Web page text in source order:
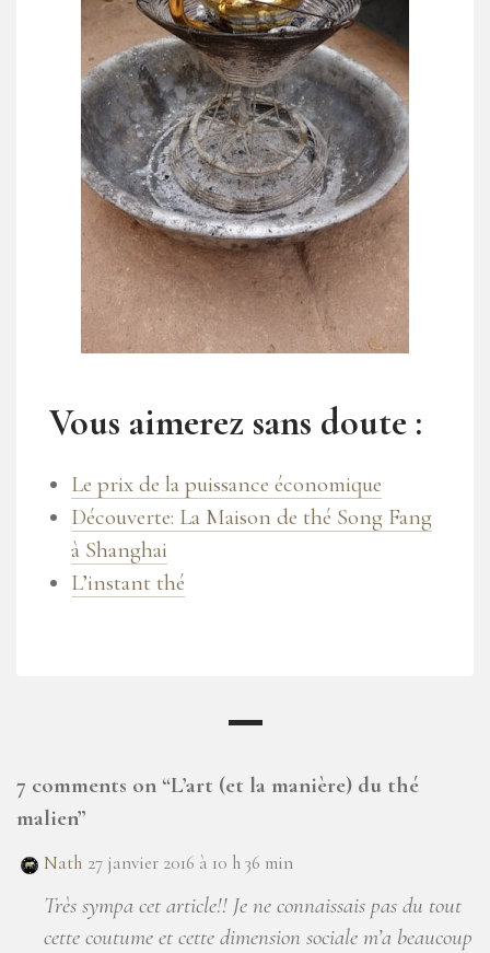
Vous aimerez sans doute :
Le prix de la puissance économique
Découverte: La Maison de thé Song Fang
à Shanghai
L’instant thé
7 comments on “L’art (et la manière) du thé
malien”
Nath 27 janvier 2016 à 10 h 36 min
Très sympa cet article!! Je ne connaissais pas du tout
cette coutume et cette dimension sociale m’a beaucoup